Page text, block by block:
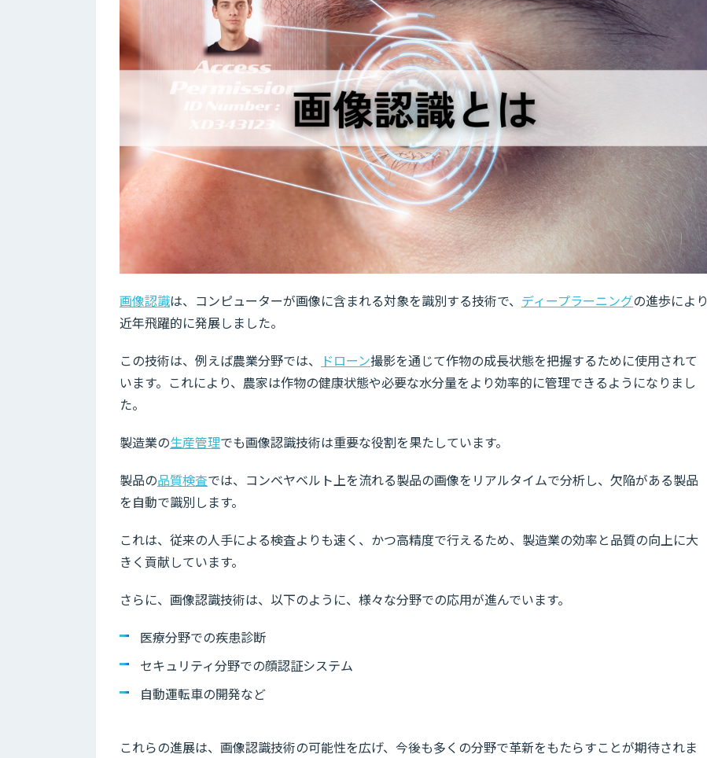
画像認識は、コンピューターが画像に含まれる対象を識別する技術で、 ディープラーニングの進歩により
近年飛躍的に発展しました。
この技術は、例えば農業分野では、 ドローン撮影を通じて作物の成長状態を把握するために使用されて
います。これにより、農家は作物の健康状態や必要な水分量をより効率的に管理できるようになりまし
た。
製造業の生産管理でも画像認識技術は重要な役割を果たしています。
製品の品質検査では、コンベヤベルト上を流れる製品の画像をリアルタイムで分析し、欠陥がある製品
を自動で識別します。
これは、従来の人手による検査よりも速く、かつ高精度で行えるため、製造業の効率と品質の向上に大
きく貢献しています。
さらに、画像認識技術は、以下のように、様々な分野での応用が進んでいます。
医療分野での疾患診断
セキュリティ分野での顔認証システム
自動運転車の開発など
これらの進展は、画像認識技術の可能性を広げ、今後も多くの分野で革新をもたらすことが期待されま